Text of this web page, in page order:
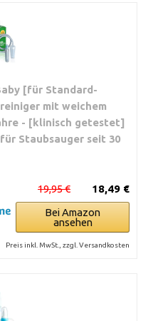
[für Standard-
mit weichem
- [klinisch getestet]
Staubsauger seit 30
18,49 €
19,95 €
Bei Amazon
ansehen
Preis inkl. MwSt., zzgl. Versandkosten